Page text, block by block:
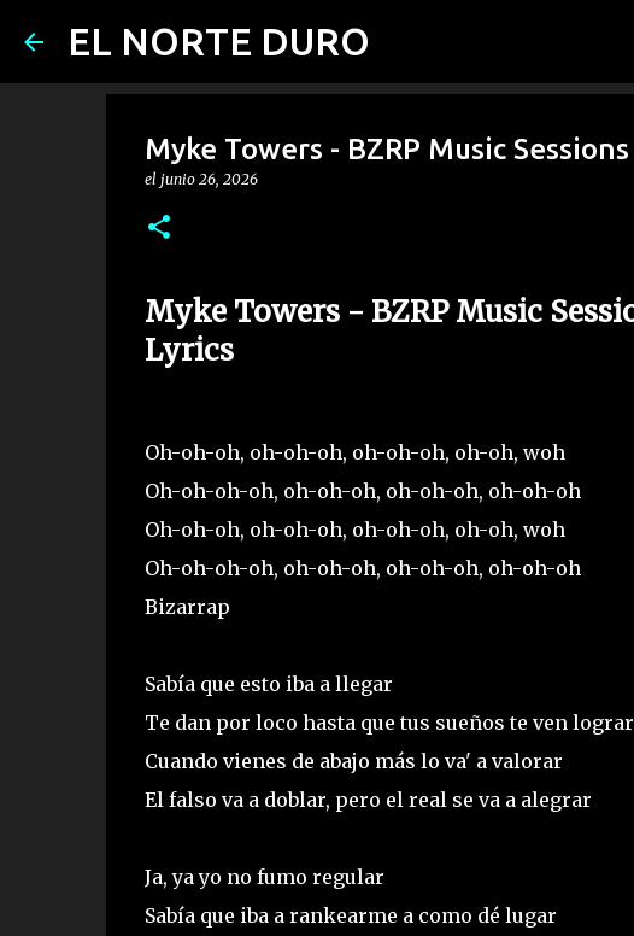
EL NORTE DURO
Myke Towers - BZRP Music
el junio 26, 2026
Myke Towers - BZRP Music
Lyrics
Oh-oh-oh, oh-oh-oh, oh-oh-oh, oh-oh, woh
Oh-oh-oh-oh, oh-oh-oh, oh-oh-oh, oh-oh-oh
Oh-oh-oh, oh-oh-oh, oh-oh-oh, oh-oh, woh
Oh-oh-oh-oh, oh-oh-oh, oh-oh-oh, oh-oh-oh
Bizarrap
Sabía que esto iba a llegar
Te dan por loco hasta que tus sueños te ven lograr
Cuando vienes de abajo más lo va' a valorar
El falso va a doblar, pero el real se va a alegrar
Ja, ya yo no fumo regular
Sabía que iba a rankearme a como dé lugar